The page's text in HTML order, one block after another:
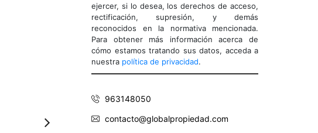
Next
ejercer, si lo desea, los derechos de acceso,
rectificación, supresión, y demás
reconocidos en la normativa mencionada.
Para obtener más información acerca de
cómo estamos tratando sus datos, acceda a
nuestra política de privacidad.
963148050
contacto@globalpropiedad.com